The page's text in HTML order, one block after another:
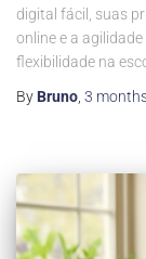
digital fácil, suas
online e a
flexibilidade na
By Bruno 3